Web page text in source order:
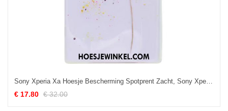
Sony Xperia Xa Hoesje Bescherming Spotprent Zacht, Sony Xperia Xa Hoesje Roze Hoes
€ 17.80 € 32.00